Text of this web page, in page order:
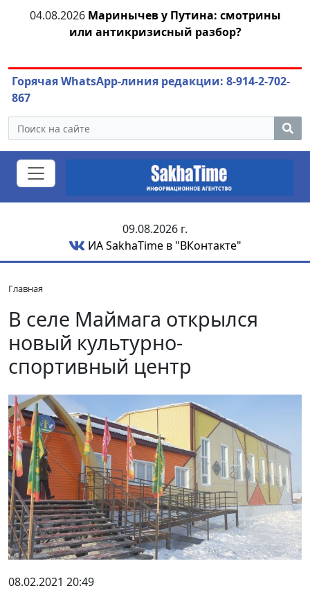
04.08.2026 Маринычев у Путина: смотрины
или антикризисный разбор?
Горячая WhatsApp-линия редакции: 8-914-2-702-
867
09.08.2026 г.
ИА SakhaTime в "ВКонтакте"
Главная
В селе Маймага открылся
новый культурно-
спортивный центр
08.02.2021 20:49